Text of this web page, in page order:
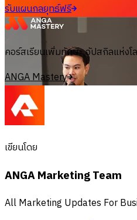
รับแผนกลยุทธ์ฟรี
คอร์สเรียนเพิ่มทักษะ อัปสกิลแห่งโ
ANGA Mastery
เขียนโดย
ANGA Marketing Team
All Marketing Updates For